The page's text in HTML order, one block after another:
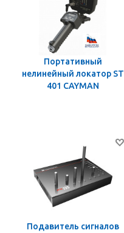
Портативный
нелинейный локатор ST
401 CAYMAN
Подавитель сигналов